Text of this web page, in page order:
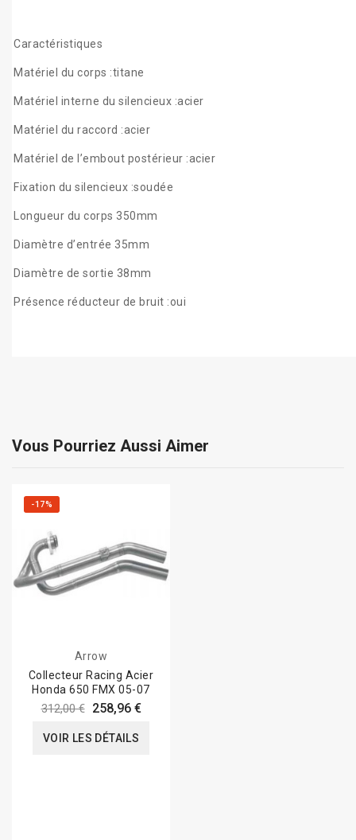
Caractéristiques
Matériel du corps :titane
Matériel interne du silencieux :acier
Matériel du raccord :acier
Matériel de l’embout postérieur :acier
Fixation du silencieux :soudée
Longueur du corps 350mm
Diamètre d’entrée 35mm
Diamètre de sortie 38mm
Présence réducteur de bruit :oui
Vous Pourriez Aussi Aimer
-17%
Arrow
Collecteur Racing Acier
Honda 650 FMX 05-07
312,00 € 258,96 €
VOIR LES DÉTAILS